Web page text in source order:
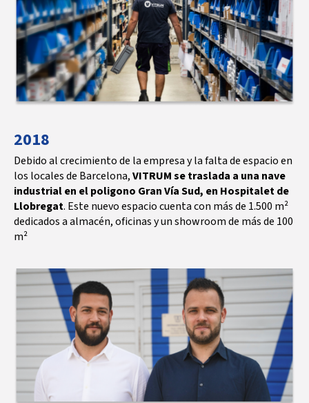
2018
Debido al crecimiento de la empresa y la falta de espacio en
los locales de Barcelona,VITRUM se traslada a una nave
industrial en el poligono Gran Vía Sud, en Hospitalet de
Llobregat. Este nuevo espacio cuenta con más de 1.500 m²
dedicados a almacén, oficinas y un showroom de más de 100
m²